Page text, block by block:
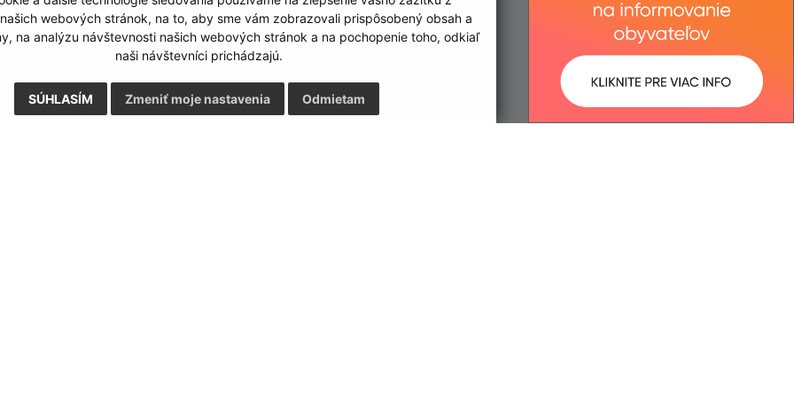
webových stránok, na to, aby sme vám zobrazovali prispôsobený obsah a
na analýzu návštevnosti našich webových stránok a na pochopenie toho, odkiaľ
naši návštevníci prichádzajú.
SÚHLASÍM Odmietam
Zmeniť moje nastavenia
Google reCaptcha Response
Odoslať správu